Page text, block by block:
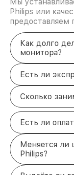
Philips или
предоставляем
Как долго
монитора?
Есть ли
Сколько
Есть ли
Меняется ли
Philips?